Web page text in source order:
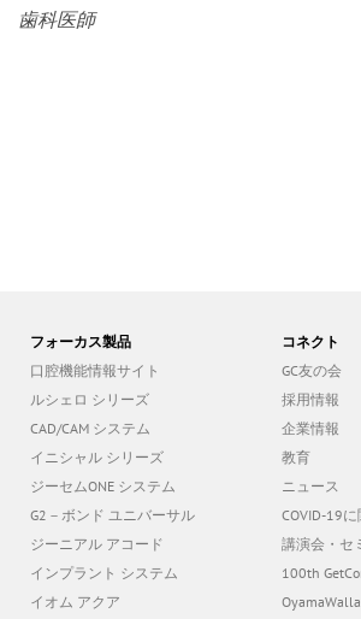
歯科医師
フォーカス製品
口腔機能情報サイト
ルシェロ シリーズ
CAD/CAM システム
イニシャル シリーズ
ジーセムONE システム
G2－ボンド ユニバーサル
ジーニアル アコード
インプラント システム
イオム アクア
コネクト
GC友の会
採用情報
企業情報
教育
ニュース
COVID-19
講演会・セ
100th